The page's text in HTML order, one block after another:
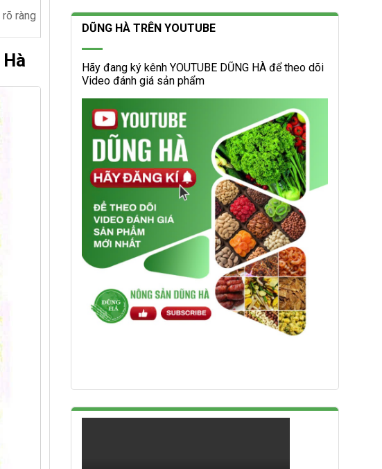
ràng
DŨNG HÀ TRÊN YOUTUBE
Hãy đang ký kênh YOUTUBE DŨNG HÀ để theo dõi
Video đánh giá sản phẩm